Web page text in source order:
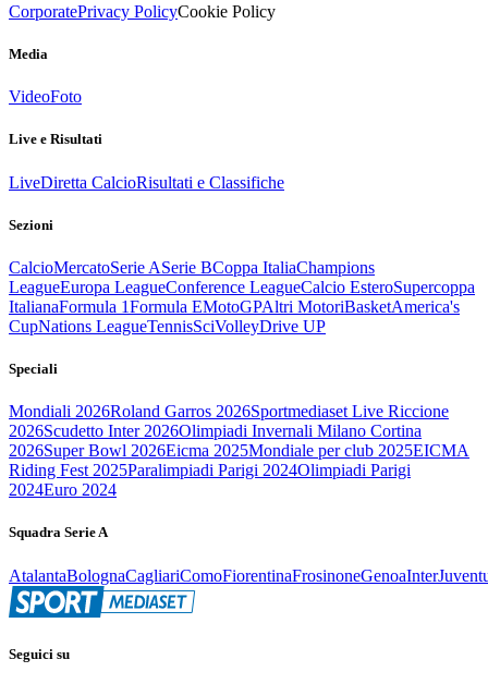
CorporatePrivacy PolicyCookie Policy
Media
VideoFoto
Live e Risultati
LiveDiretta CalcioRisultati e Classifiche
Sezioni
CalcioMercatoSerie ASerie BCoppa ItaliaChampions
LeagueEuropa LeagueConference LeagueCalcio EsteroSupercoppa
ItalianaFormula 1Formula EMotoGPAltri MotoriBasketAmerica's
CupNations LeagueTennisSciVolleyDrive UP
Speciali
Mondiali 2026Roland Garros 2026Sportmediaset Live Riccione
2026Scudetto Inter 2026Olimpiadi Invernali Milano Cortina
2026Super Bowl 2026Eicma 2025Mondiale per club 2025EICMA
Riding Fest 2025Paralimpiadi Parigi 2024Olimpiadi Parigi
2024Euro 2024
Squadra Serie A
AtalantaBolognaCagliariComoFiorentinaFrosinoneGenoaInter
Seguici su